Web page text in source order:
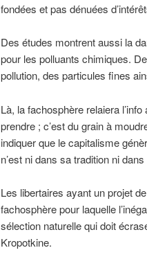
fondées et pas dénuées
Des études montrent aussi la
pour les polluants chimiques.
pollution, des particules fines
Là, la fachosphère relaiera
prendre ; c’est du grain à
indiquer que le capitalisme
n’est ni dans sa tradition ni
Les libertaires ayant un projet
fachosphère pour laquelle
sélection naturelle qui doit
Kropotkine.